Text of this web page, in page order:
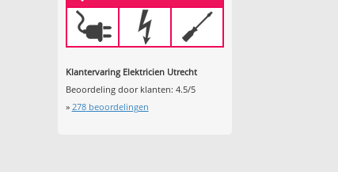
Klantervaring Elektricien Utrecht
Beoordeling door klanten: 4.5/5
» 278beoordelingen